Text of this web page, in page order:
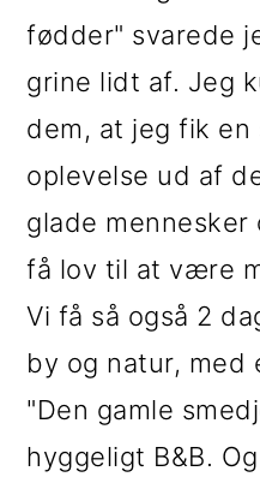
fødder" svarede
grine lidt af. Jeg
dem, at jeg fik en
oplevelse ud af
glade
få lov til at være
Vi få så også 2
by og natur, med
"Den gamle
hyggeligt B&B.